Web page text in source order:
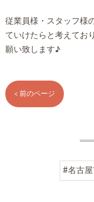
従業員様・スタッフ様
ていけたらと考えてお
願い致します♪
< 前のページ
#名古